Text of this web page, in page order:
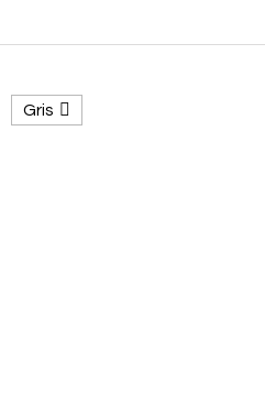
Gris